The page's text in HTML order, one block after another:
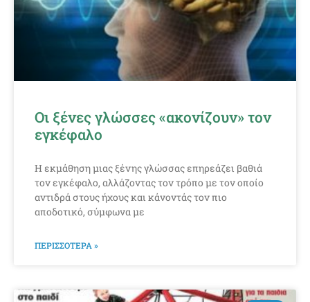
Οι ξένες γλώσσες «ακονίζουν» τον
εγκέφαλο
Η εκμάθηση μιας ξένης γλώσσας επηρεάζει βαθιά
τον εγκέφαλο, αλλάζοντας τον τρόπο με τον οποίο
αντιδρά στους ήχους και κάνοντάς τον πιο
αποδοτικό, σύμφωνα με
ΠΕΡΙΣΣΟΤΕΡΑ »